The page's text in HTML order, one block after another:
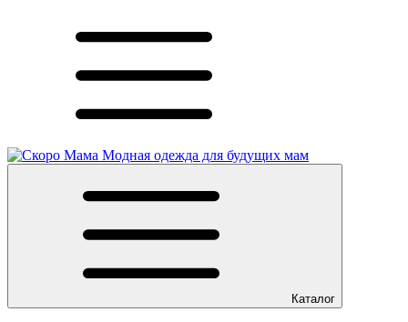
Модная одежда для будущих мам
Каталог